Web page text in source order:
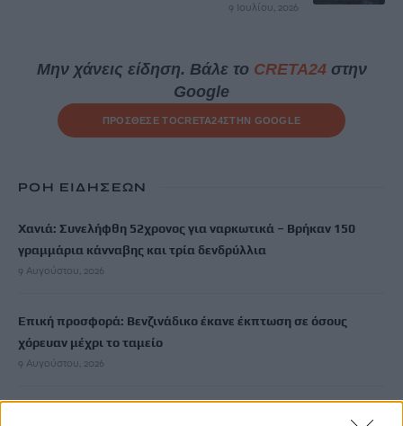
9 Ιουλίου, 2026
Μην χάνεις είδηση. Βάλε το CRETA24στην
Google
ΠΡΟΣΘΕΣΕ ΤΟCRETA24ΣΤΗΝ GOOGLE
ΡΟΗ ΕΙΔΗΣΕΩΝ
Χανιά: Συνελήφθη 52χρονος για ναρκωτικά – Βρήκαν 150
γραμμάρια κάνναβης και τρία δενδρύλλια
9 Αυγούστου, 2026
Επική προσφορά: Βενζινάδικο έκανε έκπτωση σε όσους
χόρευαν μέχρι το ταμείο
9 Αυγούστου, 2026